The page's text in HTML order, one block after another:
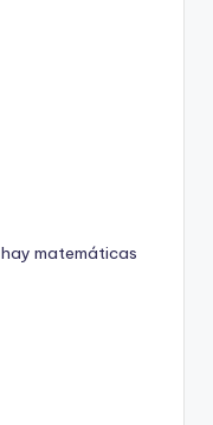
hay matemáticas